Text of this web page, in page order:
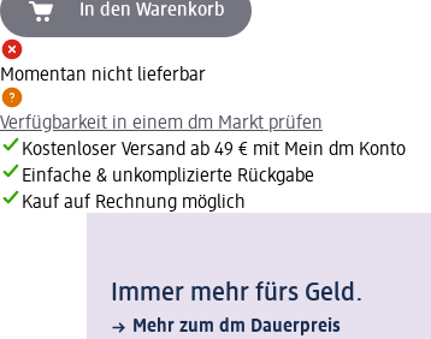
In den Warenkorb
Momentan nicht lieferbar
Verfügbarkeit in einem dm Markt prüfen
Kostenloser Versand ab 49 € mit Mein dm Konto
Einfache & unkomplizierte Rückgabe
Kauf auf Rechnung möglich
Immer mehr fürs Geld.
Mehr zum dm Dauerpreis